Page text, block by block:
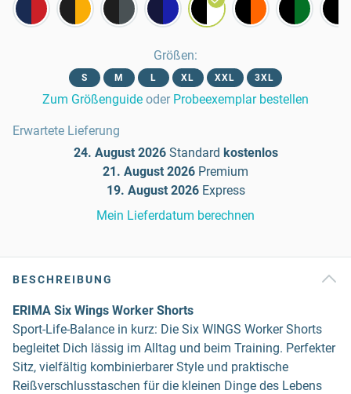
Größen:
S M L XL XXL 3XL
Zum Größenguide oder Probeexemplar bestellen
Erwartete Lieferung
24. August 2026 Standard kostenlos
21. August 2026 Premium
19. August 2026 Express
Mein Lieferdatum berechnen
BESCHREIBUNG
ERIMA Six Wings Worker Shorts
Sport-Life-Balance in kurz: Die Six WINGS Worker Shorts
begleitet Dich lässig im Alltag und beim Training. Perfekter
Sitz, vielfältig kombinierbarer Style und praktische
Reißverschlusstaschen für die kleinen Dinge des Lebens